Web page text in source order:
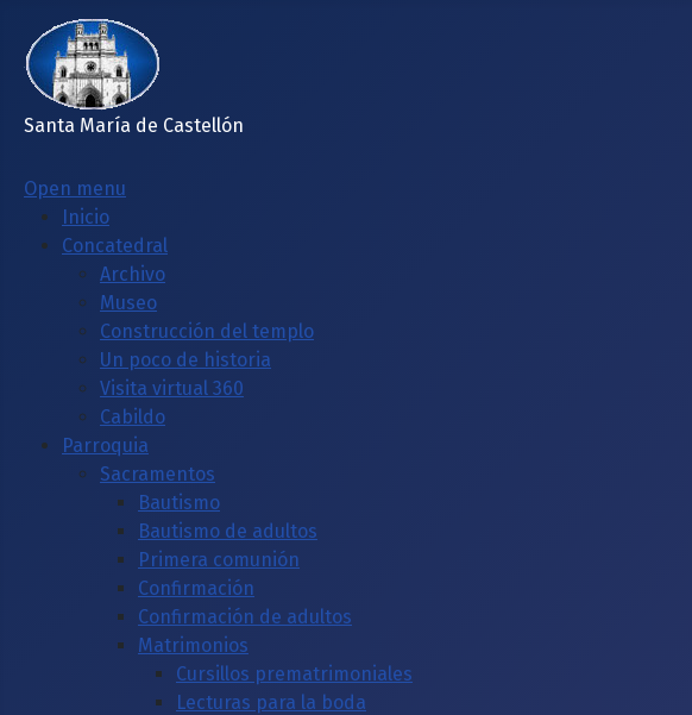
Santa María de Castellón
Open menu
Inicio
Concatedral
Archivo
Museo
Construcción del templo
Un poco de historia
Visita virtual 360
Cabildo
Parroquia
Sacramentos
Bautismo
Bautismo de adultos
Primera comunión
Confirmación
Confirmación de adultos
Matrimonios
Cursillos prematrimoniales
Lecturas para la boda